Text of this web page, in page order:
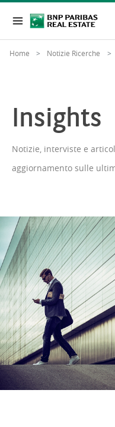
Home Notizie Ricerche
Insights
Notizie, interviste e
aggiornamento sulle